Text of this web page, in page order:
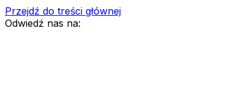
Przejdź do treści głównej
Odwiedź nas na: